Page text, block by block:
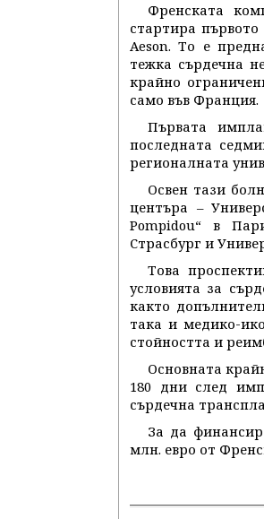
Френската
стартира
Aeson. То е
тежка сърдечна
крайно
само във Франция.
Първата
последната
регионалната
Освен тази
центъра –
Pompidou“ в
Страсбург и
Това
условията за
както
така и медико-
стойността и
Основната
180 дни след
сърдечна
За да
млн. евро от